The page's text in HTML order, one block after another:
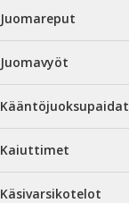
Juomareput
Juomavyöt
Kääntöjuoksupaidat
Kaiuttimet
Käsivarsikotelot